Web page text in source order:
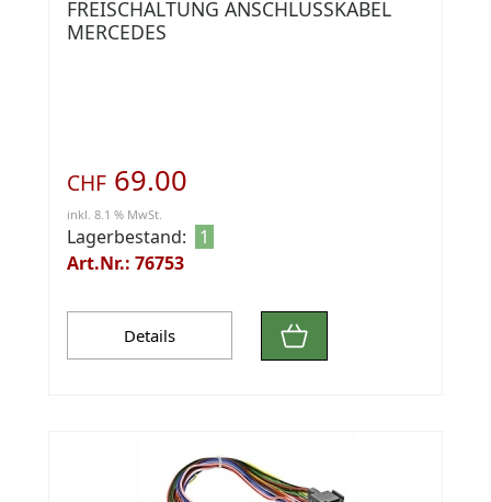
FREISCHALTUNG ANSCHLUSSKABEL
MERCEDES
CHF 69.00
inkl. 8.1 % MwSt.
Lagerbestand:
1
Art.Nr.: 76753
Details